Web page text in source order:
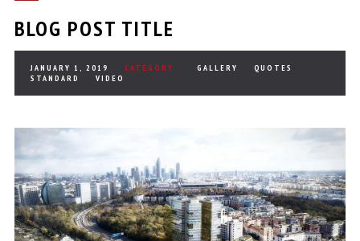
BLOG POST TITLE
JANUARY 1, 2019 CATEGORY : GALLERY
QUOTES
STANDARD
VIDEO